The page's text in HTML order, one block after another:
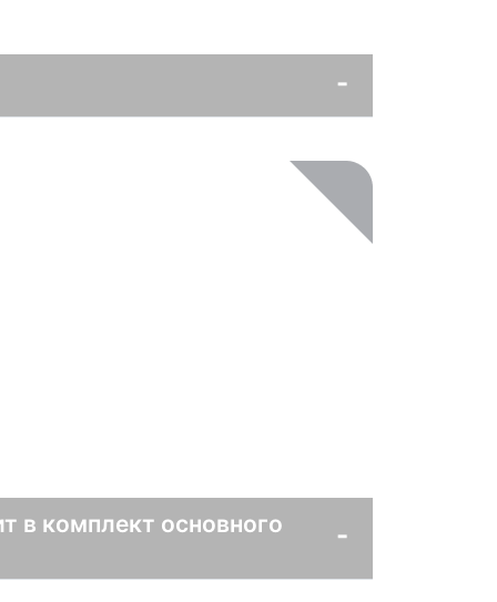
в комплект основного